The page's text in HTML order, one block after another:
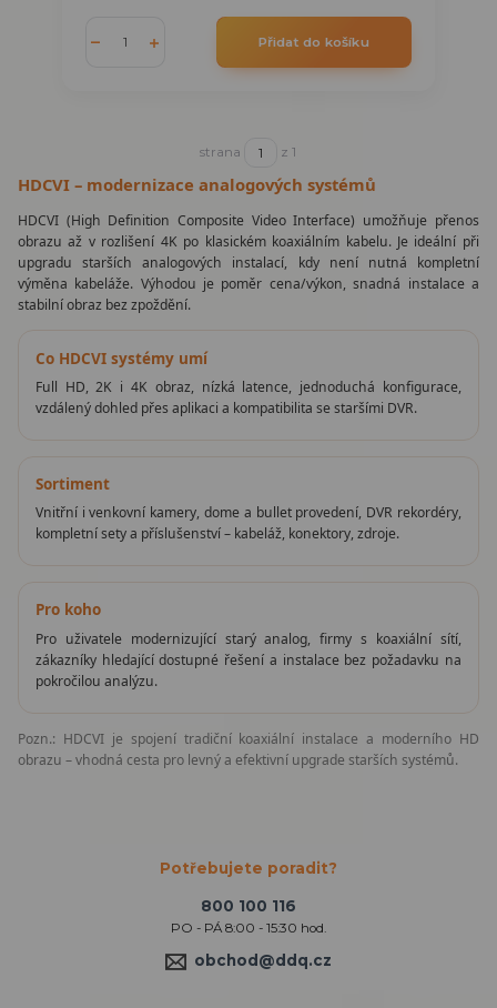
Přidat do košíku
strana z 1
HDCVI – modernizace analogových systémů
HDCVI (High Definition Composite Video Interface) umožňuje přenos
obrazu až v rozlišení 4K po klasickém koaxiálním kabelu. Je ideální při
upgradu starších analogových instalací, kdy není nutná kompletní
výměna kabeláže. Výhodou je poměr cena/výkon, snadná instalace a
stabilní obraz bez zpoždění.
Co HDCVI systémy umí
Full HD, 2K i 4K obraz, nízká latence, jednoduchá konfigurace,
vzdálený dohled přes aplikaci a kompatibilita se staršími DVR.
Sortiment
Vnitřní i venkovní kamery, dome a bullet provedení, DVR rekordéry,
kompletní sety a příslušenství – kabeláž, konektory, zdroje.
Pro koho
Pro uživatele modernizující starý analog, firmy s koaxiální sítí,
zákazníky hledající dostupné řešení a instalace bez požadavku na
pokročilou analýzu.
Pozn.: HDCVI je spojení tradiční koaxiální instalace a moderního HD
obrazu – vhodná cesta pro levný a efektivní upgrade starších systémů.
Potřebujete poradit?
800 100 116
PO - PÁ 8:00 - 15:30 hod.
obchod@ddq.cz